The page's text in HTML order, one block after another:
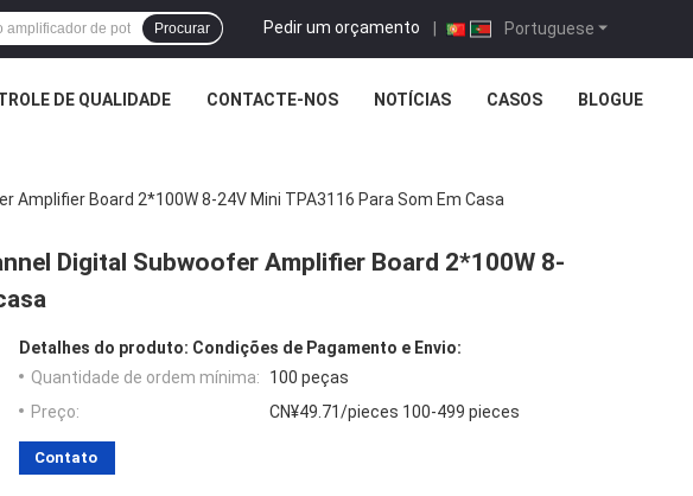
Portuguese
Pedir um orçamento |
Procurar
DE QUALIDADE CONTACTE-NOS NOTÍCIAS CASOS BLOGUE
Amplifier Board 2*100W 8-24V Mini TPA3116 Para Som Em Casa
Digital Subwoofer Amplifier Board 2*100W 8-
Detalhes do produto: Condições de Pagamento e Envio:
Quantidade de ordem mínima:
100 peças
Preço:
CN¥49.71/pieces 100-499 pieces
Contato